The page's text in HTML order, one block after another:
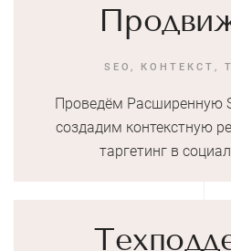
SEO, КОНТЕКСТ,
Проведём Расширенную
создадим контекстную
таргетинг в